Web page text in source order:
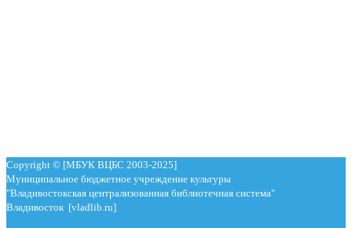
Copyright © [МБУК ВЦБС 2003-2025]
Муниципальное бюджетное учреждение культуры
"Владивостокская централизованная библиотечная система"
Владивосток [vladlib.ru]